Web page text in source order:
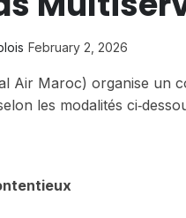
February 2, 2026
Air Maroc) organise un
les modalités